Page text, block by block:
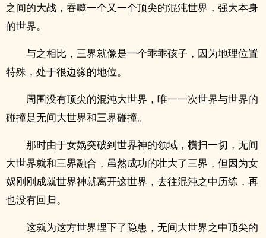
之间的大战，吞噬一个又一个顶尖的混沌世界，强大本身
的世界。
与之相比，三界就像是一个乖乖孩子，因为地理位置
特殊，处于很边缘的地位。
周围没有顶尖的混沌大世界，唯一一次世界与世界的
碰撞是无间大世界和三界碰撞。
那时由于女娲突破到世界神的领域，横扫一切，无间
大世界就和三界融合，虽然成功的壮大了三界，但因为女
娲刚刚成就世界神就离开这世界，去往混沌之中历练，再
也没有回归。
这就为这方世界埋下了隐患，无间大世界之中顶尖的